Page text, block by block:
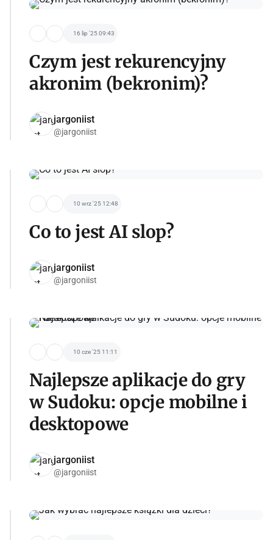
16 lip '25 09:43
Czym jest rekurencyjny
akronim (bekronim)?
jargoniist
@jargoniist
10 wrz '25 12:48
Co to jest AI slop?
jargoniist
@jargoniist
10 cze '25 11:11
Najlepsze aplikacje do gry
w Sudoku: opcje mobilne i
desktopowe
jargoniist
@jargoniist